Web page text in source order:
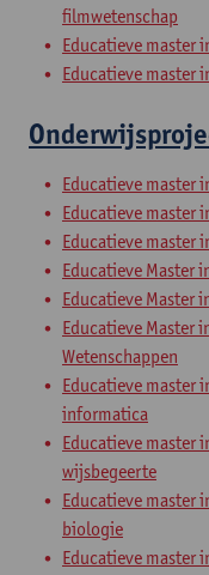
filmwetenschap
Educatieve master
Educatieve master
Educatieve master
Educatieve master
Educatieve master
Educatieve Master
Educatieve Master
Educatieve Master
Wetenschappen
Educatieve master
informatica
Educatieve master
wijsbegeerte
Educatieve master
biologie
Educatieve master